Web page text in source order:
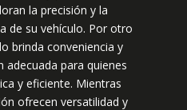
la precisión y la
de su vehículo. Por otro
brinda conveniencia y
adecuada para quienes
y eficiente. Mientras
ofrecen versatilidad y